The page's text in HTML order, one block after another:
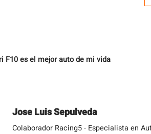
F10 es el mejor auto de mi vida
Jose Luis Sepulveda
Colaborador Racing5 - Especialista en